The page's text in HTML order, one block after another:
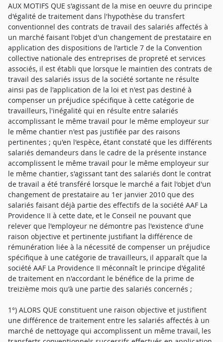
AUX MOTIFS QUE s'agissant de la mise en oeuvre du principe
d'égalité de traitement dans l'hypothèse du transfert
conventionnel des contrats de travail des salariés affectés à
un marché faisant l'objet d'un changement de prestataire en
application des dispositions de l'article 7 de la Convention
collective nationale des entreprises de propreté et services
associés, il est établi que lorsque le maintien des contrats de
travail des salariés issus de la société sortante ne résulte
ainsi pas de l'application de la loi et n'est pas destiné à
compenser un préjudice spécifique à cette catégorie de
travailleurs, l'inégalité qui en résulte entre salariés
accomplissant le même travail pour le même employeur sur
le même chantier n'est pas justifiée par des raisons
pertinentes ; qu'en l'espèce, étant constaté que les différents
salariés demandeurs dans le cadre de la présente instance
accomplissent le même travail pour le même employeur sur
le même chantier, s'agissant tant des salariés dont le contrat
de travail a été transféré lorsque le marché a fait l'objet d'un
changement de prestataire au 1er janvier 2010 que des
salariés faisant déjà partie des effectifs de la société AAF La
Providence II à cette date, et le Conseil ne pouvant que
relever que l'employeur ne démontre pas l'existence d'une
raison objective et pertinente justifiant la différence de
rémunération liée à la nécessité de compenser un préjudice
spécifique à une catégorie de travailleurs, il apparaît que la
société AAF La Providence II méconnaît le principe d'égalité
de traitement en n'accordant le bénéfice de la prime de
treizième mois qu'à une partie des salariés concernés ;
1°) ALORS QUE constituent une raison objective et justifient
une différence de traitement entre les salariés affectés à un
marché de nettoyage qui accomplissent un même travail, les